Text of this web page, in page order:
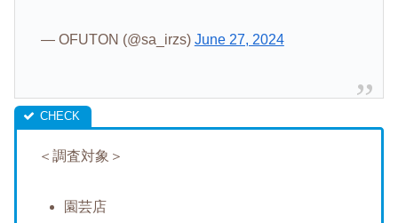
— OFUTON (@sa_irzs) June 27, 2024
＜調査対象＞
園芸店